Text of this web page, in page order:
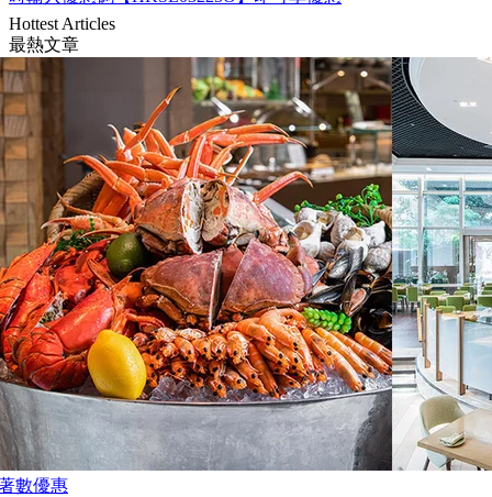
Hottest Articles
最熱文章
數優惠